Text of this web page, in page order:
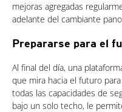
mejoras agregadas
adelante del cambiante
Prepararse para el
Al final del día, una
que mira hacia el futuro
todas las capacidades de
bajo un solo techo, le